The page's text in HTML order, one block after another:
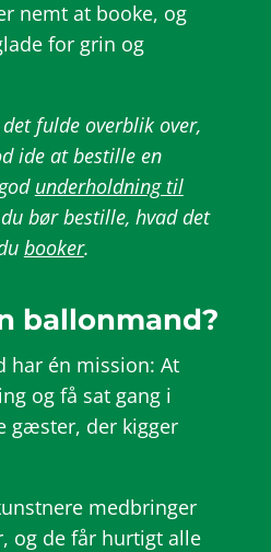
nemt at booke, og
for grin og
fulde overblik over,
ide at bestille en
underholdning til
bør bestille, hvad det
booker.
ballonmand?
én mission: At
og få sat gang i
gæster, der kigger
medbringer
og de får hurtigt alle